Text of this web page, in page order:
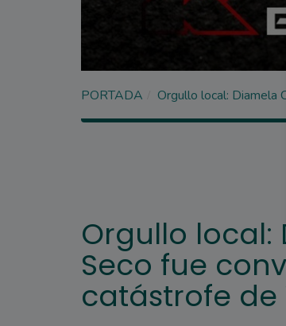
PORTADA Orgullo local: Diamela
Orgullo local:
Seco fue
catástrofe de